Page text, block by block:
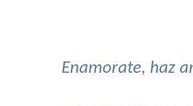
Enamorate, haz